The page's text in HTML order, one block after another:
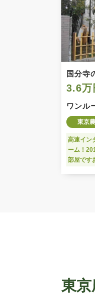
国分寺
ト
3.6万
ワンル
東京
高速イン
ーム！
部屋です
東